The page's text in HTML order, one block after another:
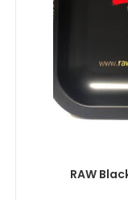
RAW